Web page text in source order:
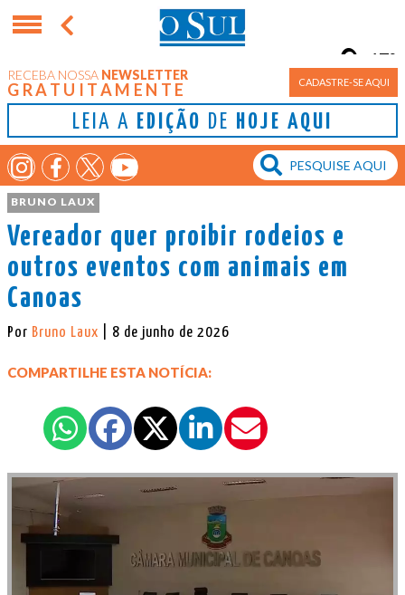
RECEBA NOSSA NEWSLETTER
GRATUITAMENTE CADASTRE-SE AQUI
LEIA A EDIÇÃO DE HOJE AQUI
Porto Alegre
17°
BRUNO LAUX
Vereador quer proibir rodeios e
outros eventos com animais em
Canoas
Por Bruno Laux | 8 de junho de 2026
COMPARTILHE ESTA NOTÍCIA: